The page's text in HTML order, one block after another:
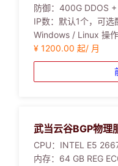
防御： 400G DDOS
IP数： 默认1个，可选
Windows / Linux 操
¥ 1200.00 起/ 月
武当云谷BGP物理
CPU： INTEL E5
内存： 64 GB REG